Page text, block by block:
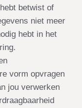
betwist of
niet meer
hebt in het
vorm opvragen
jou verwerken